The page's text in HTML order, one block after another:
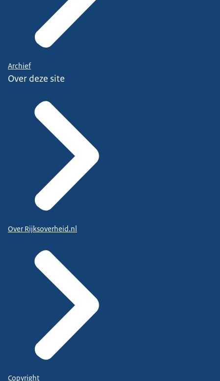
Archief
Over deze site
Over Rijksoverheid.nl
Copyright